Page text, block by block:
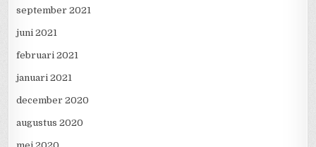
september 2021
juni 2021
februari 2021
januari 2021
december 2020
augustus 2020